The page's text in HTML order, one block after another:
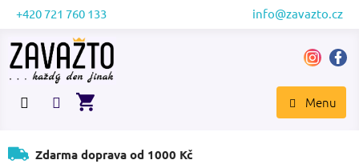
Přejít
obsah
+420 721 760 133 info@zavazto.cz
NÁKUPNÍ
Zdarma doprava od 1000 Kč